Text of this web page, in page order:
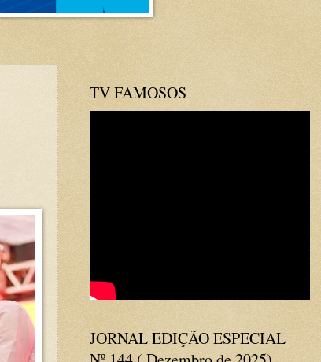
TV FAMOSOS
JORNAL EDIÇÃO ESPECIAL